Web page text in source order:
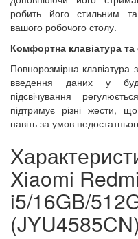
робить його стильним
вашого робочого столу.
Комфортна клавіатура
Повнорозмірна клавіатура
введення даних у
підсвічування
підтримує різні жести,
навіть за умов
Xiaomi
i5/16GB/
(JYU4585CN)